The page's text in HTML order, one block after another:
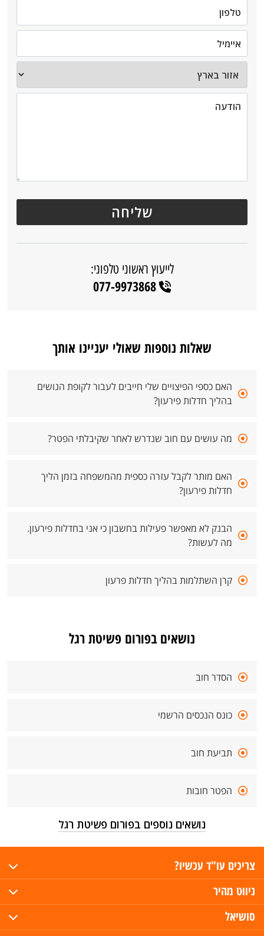
לייעוץ ראשוני טלפוני:
077-9973868
שאלות נוספות שאולי יעניינו אותך
האם כספי הפיצויים שלי חייבים לעבור לקופת הנושים
בהליך חדלות פירעון?
מה עושים עם חוב שנדרש לאחר שקיבלתי הפטר?
האם מותר לקבל עזרה כספית מהמשפחה בזמן הליך
חדלות פירעון?
הבנק לא מאפשר פעילות בחשבון כי אני בחדלות פירעון.
מה לעשות?
קרן השתלמות בהליך חדלות פרעון
נושאים בפורום פשיטת רגל
הסדר חוב
כונס הנכסים הרשמי
תביעת חוב
הפטר חובות
נושאים נוספים בפורום פשיטת רגל
צריכים עו"ד עכשיו?
ניווט מהיר
סושיאל